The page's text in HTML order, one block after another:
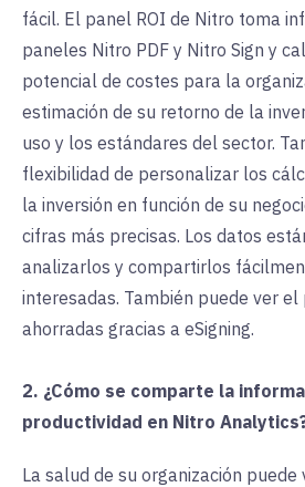
fácil. El panel ROI de Nitro toma
paneles Nitro PDF y Nitro Sign y
potencial de costes para la
estimación de su retorno de la
uso y los estándares del sector.
flexibilidad de personalizar los
la inversión en función de su
cifras más precisas. Los datos
analizarlos y compartirlos
interesadas. También puede ver
ahorradas gracias a eSigning.
2. ¿Cómo se comparte la
productividad en Nitro
La salud de su organización puede